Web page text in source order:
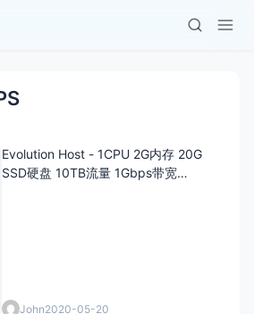
Evolution Host - 1CPU 2G内存 20G
SSD硬盘 10TB流量 1Gbps带宽
John2020-05-20